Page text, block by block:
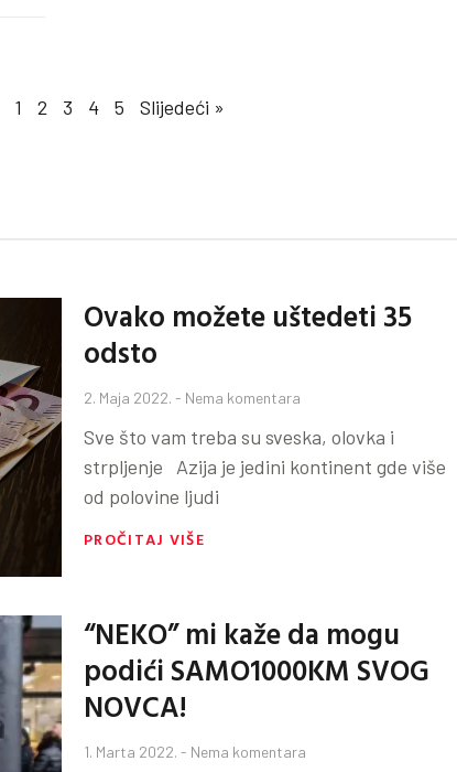
1 2 3 4 5 Slijedeći »
Ovako možete uštedeti 35
odsto
2. Maja 2022. Nema komentara
Sve što vam treba su sveska, olovka i
strpljenje Azija je jedini kontinent gde više
od polovine ljudi
PROČITAJ VIŠE
“NEKO” mi kaže da mogu
podići SAMO1000KM SVOG
NOVCA!
1. Marta 2022. Nema komentara